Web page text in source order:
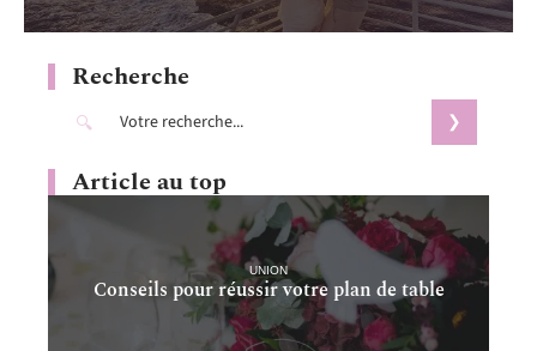
Recherche
Article au top
UNION
Conseils pour réussir votre plan de table